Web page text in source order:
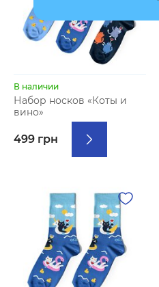
В наличии
Набор носков «Коты и
вино»
499 грн